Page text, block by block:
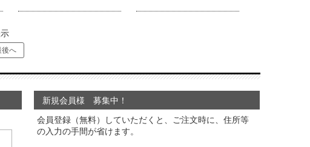
後へ
新規会員様 募集中！
会員登録（無料）していただくと、ご注文時に、住所等
の入力の手間が省けます。